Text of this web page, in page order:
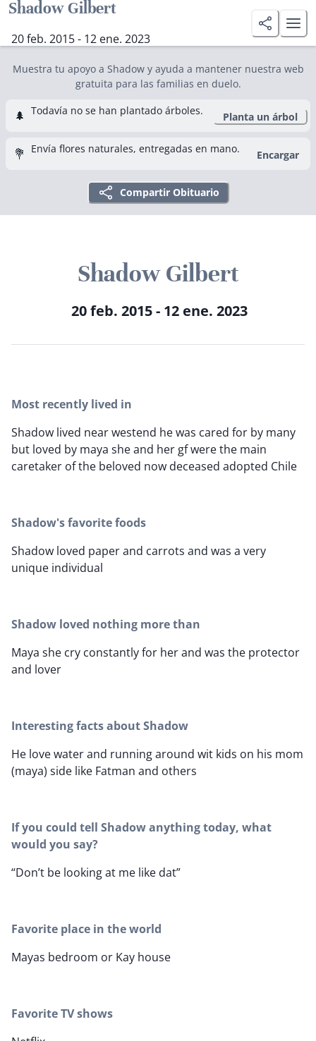
Shadow Gilbert
20 feb. 2015 - 12 ene. 2023
Muestra tu apoyo a Shadow y ayuda a mantener nuestra web
gratuita para las familias en duelo.
🌲 Todavía no se han plantado árboles. Planta un árbol
💐 Envía flores naturales, entregadas en mano. Encargar
Compartir Obituario
Shadow Gilbert
20 feb. 2015 - 12 ene. 2023
Most recently lived in
Shadow lived near westend he was cared for by many
but loved by maya she and her gf were the main
caretaker of the beloved now deceased adopted Chile
Shadow's favorite foods
Shadow loved paper and carrots and was a very
unique individual
Shadow loved nothing more than
Maya she cry constantly for her and was the protector
and lover
Interesting facts about Shadow
He love water and running around wit kids on his mom
(maya) side like Fatman and others
If you could tell Shadow anything today, what
would you say?
“Don’t be looking at me like dat”
Favorite place in the world
Mayas bedroom or Kay house
Favorite TV shows